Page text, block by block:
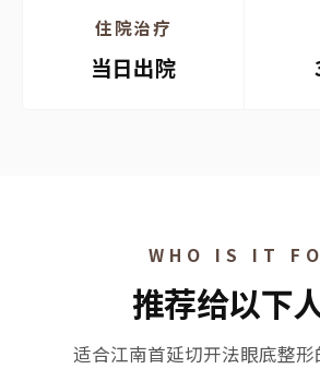
住院治疗
当日出院
WHO IS IT
推荐给以下
适合江南首延切开法眼底整形